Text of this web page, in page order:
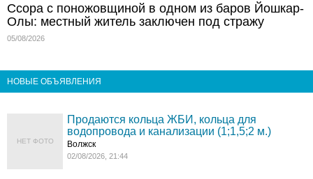
Ссора с поножовщиной в одном из баров Йошкар-
Олы: местный житель заключен под стражу
05/08/2026
НОВЫЕ ОБЪЯВЛЕНИЯ
НЕТ ФОТО
Продаются кольца ЖБИ, кольца для
водопровода и канализации (1;1,5;2 м.)
Волжск
02/08/2026, 21:44